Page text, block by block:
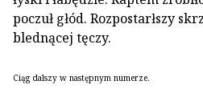
poczuł głód. Rozpostarłszy
blednącej tęczy.
Ciąg dalszy w następnym numerze.